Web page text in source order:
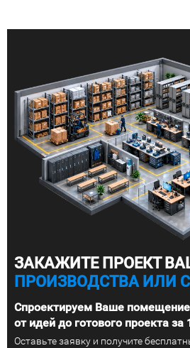
ЗАКАЖИТЕ ПРОЕКТ
ПРОИЗВОДСТВА ИЛИ
Спроектируем Ваше помещение
от идей до готового проекта за
Оставьте заявку и получите